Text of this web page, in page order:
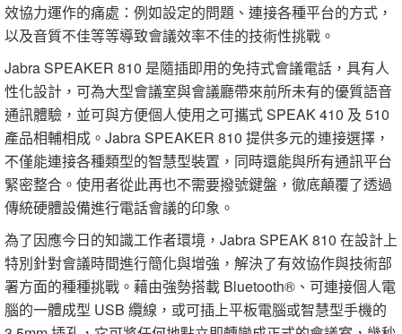
效協力運作的痛處：例如設定的問題、連接各種平台的方式，
以及音質不佳等等導致會議效率不佳的技術性挑戰。
Jabra SPEAKER 810 是隨插即用的免持式會議電話，具有人
性化設計，可為大型會議室與會議廳帶來前所未有的優質語音
通訊體驗，並可與方便個人使用之可攜式 SPEAK 410 及 510
產品相輔相成。Jabra SPEAKER 810 提供多元的連接選擇，
不僅能連接各種類型的智慧型裝置，同時還能與所有通訊平台
緊密整合。使用者從此再也不需要撥號鍵盤，徹底顛覆了透過
傳統硬體設備進行電話會議的印象。
為了因應今日的知識工作者環境，Jabra SPEAK 810 在設計上
特別針對會議時間進行簡化與增強，解決了有效協作與技術部
署方面的種種挑戰。藉由強勢搭載 Bluetooth®、可連接個人電
腦的一體成型 USB 纜線，或可插上平板電腦或智慧型手機的